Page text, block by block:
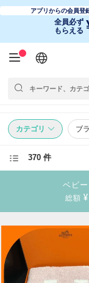
アプリからの会員登
全員必ず
もらえる
日本語
English
简体中文
繁體中文
カテゴリ ブ
370 件
ベビ
総額 ¥